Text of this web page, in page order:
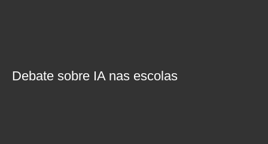
Debate sobre IA nas escolas